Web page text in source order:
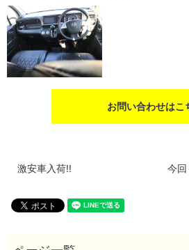
お問い合わせはこ
激安車入荷‼️ 今回